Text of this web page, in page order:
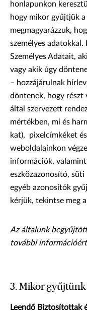
honlapunkon
hogy mikor gyűjtjük
megmagyarázzuk,
személyes
Személyes Adatait,
vagy akik úgy
– hozzájárulnak
döntenek, hogy részt
által szervezett
mértékben, mi és
kat), pixelcímkéket
weboldalainkon
információk,
eszközazonosító,
egyéb azonosítók
kérjük, tekintse meg
Az általunk
további információért
3. Mikor gyűjtünk
Leendő Biztosítottak